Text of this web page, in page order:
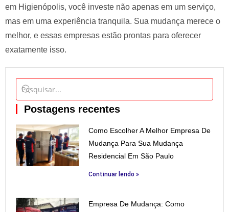
em Higienópolis, você investe não apenas em um serviço,
mas em uma experiência tranquila. Sua mudança merece o
melhor, e essas empresas estão prontas para oferecer
exatamente isso.
Postagens recentes
Como Escolher A Melhor Empresa De
Mudança Para Sua Mudança
Residencial Em São Paulo
Continuar lendo »
Empresa De Mudança: Como